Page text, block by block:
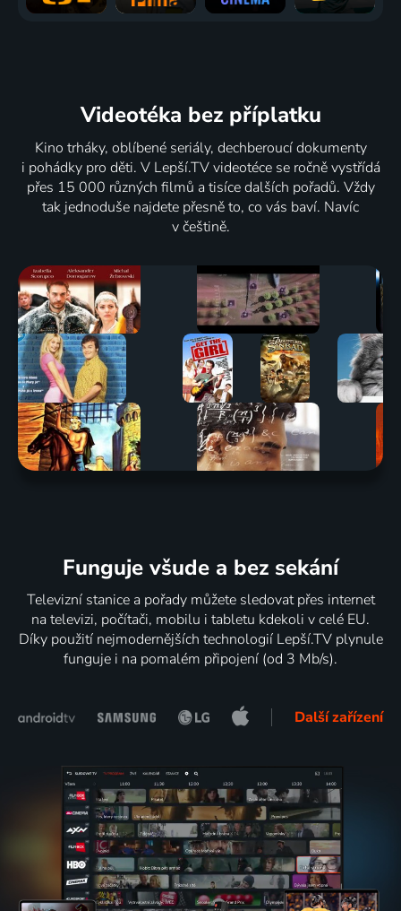
Videotéka bez příplatku
Kino trháky, oblíbené seriály, dechberoucí dokumenty
i pohádky pro děti. V Lepší.TV videotéce se ročně vystřídá
přes 15 000 různých filmů a tisíce dalších pořadů. Vždy
tak jednoduše najdete přesně to, co vás baví. Navíc
v češtině.
Funguje všude a bez sekání
Televizní stanice a pořady můžete sledovat přes internet
na televizi, počítači, mobilu i tabletu kdekoli v celé EU.
Díky použití nejmodernějších technologií Lepší.TV plynule
funguje i na pomalém připojení (od 3 Mb/s).
Další zařízení